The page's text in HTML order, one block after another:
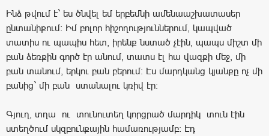
Ինձ թվում է` ես ծնվել եմ երբեմնի ամենաաշխատասեր
ընտանիքում: Իմ բոլոր հիշողություններում, կապված
տատիս ու պապիս հետ, իրենք նստած չէին, պապս միշտ մի
բան ձեռքին գործ էր անում, տատս էլ հա վազքի մեջ, մի
բան տանում, երկու բան բերում: Էս մարդկանց կյանքը ոչ մի
բանից` մի բան ստանալու կռիվ էր:
Գյուղ, տղա ու տունուտեղ կորցրած մարդիկ տուն էին
ստեղծում սկզբունքային համառությամբ: Էդ